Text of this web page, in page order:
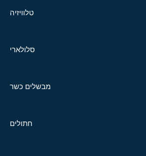
טלוויזיה
סלולארי
מבשלים כשר
חתולים